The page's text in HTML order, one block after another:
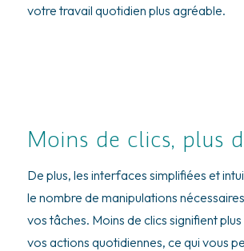
votre travail quotidien plus agréable.
Moins de clics, plus
De plus, les interfaces simplifiées et
le nombre de manipulations
vos tâches. Moins de clics signifient
vos actions quotidiennes, ce qui vous